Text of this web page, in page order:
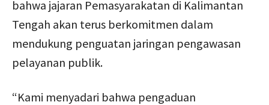
bahwa jajaran Pemasyarakatan di Kalimantan
Tengah akan terus berkomitmen dalam
mendukung penguatan jaringan pengawasan
pelayanan publik.
“Kami menyadari bahwa pengaduan